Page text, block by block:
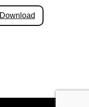
Download